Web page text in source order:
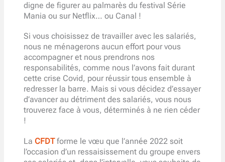
digne de figurer au palmarès du festival Série
Mania ou sur Netflix… ou Canal !
Si vous choisissez de travailler avec les salariés,
nous ne ménagerons aucun effort pour vous
accompagner et nous prendrons nos
responsabilités, comme nous l’avons fait durant
cette crise Covid, pour réussir tous ensemble à
redresser la barre. Mais si vous décidez d’essayer
d’avancer au détriment des salariés, vous nous
trouverez face à vous, déterminés à ne rien céder
!
La CFDT forme le vœu que l’année 2022 soit
l’occasion d’un ressaisissement du groupe envers